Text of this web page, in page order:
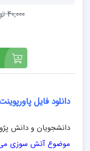
40,000 تومان
دانلود فایل
دانشجویان و دانش
موضوع آتش سوزی می